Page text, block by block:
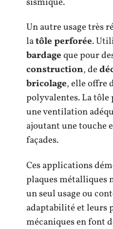
Un autre usage très
latôle perforée.
bardageque pour
construction, de
bricolage, elle offre
polyvalentes. La
une ventilation
ajoutant une touche
façades.
Ces applications
plaques métalliques
un seul usage ou
adaptabilité et leurs
mécaniques en font